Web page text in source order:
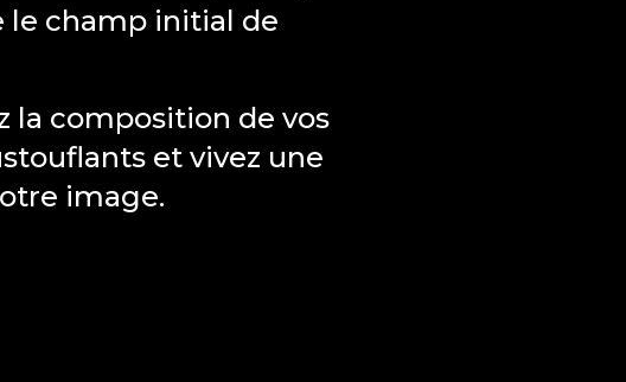
le champ initial de
la composition de vos
et vivez une
image.